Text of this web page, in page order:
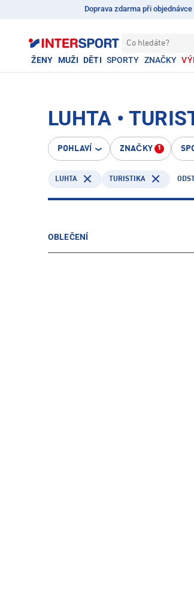
Doprava zdarma při objednávce
Co hledáte?
ŽENY MUŽI DĚTI SPORTY ZNAČKY
LUHTA •
POHLAVÍ ZNAČKY 1
LUHTA TURISTIKA
OBLEČENÍ